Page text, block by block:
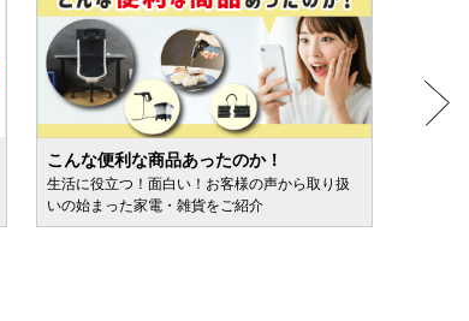
こんな便利な商品あったのか！
生活に役立つ！面白い！お客様の声から取り扱
いの始まった家電・雑貨をご紹介